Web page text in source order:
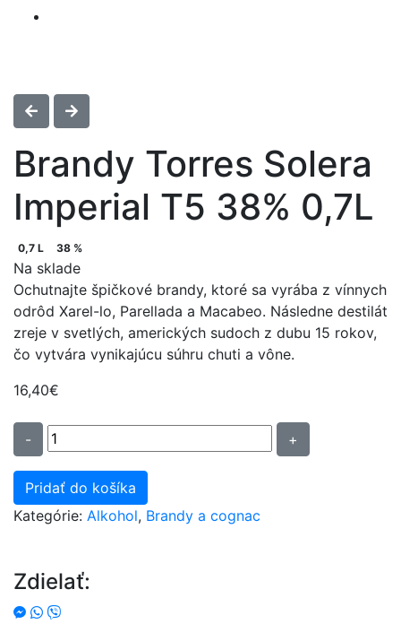
Brandy Torres Solera
Imperial T5 38% 0,7L
0,7 L 38 %
Na sklade
Ochutnajte špičkové brandy, ktoré sa vyrába z vínnych
odrôd Xarel-lo, Parellada a Macabeo. Následne destilát
zreje v svetlých, amerických sudoch z dubu 15 rokov,
čo vytvára vynikajúcu súhru chuti a vône.
16,40€
-
množstvo
Brandy
Torres
Solera
Imperial
0,7L
+
Pridať do košíka
Kategórie: Alkohol, Brandy a cognac
Zdielať: